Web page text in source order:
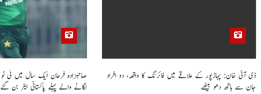
ڈی آئی خان: پہاڑپور کے علاقے میں فائرنگ کا واقعہ، دو افراد
جان سے ہاتھ دھو بیٹھے
لگانے والے پہلے پاکستانی بیٹر بن گئے